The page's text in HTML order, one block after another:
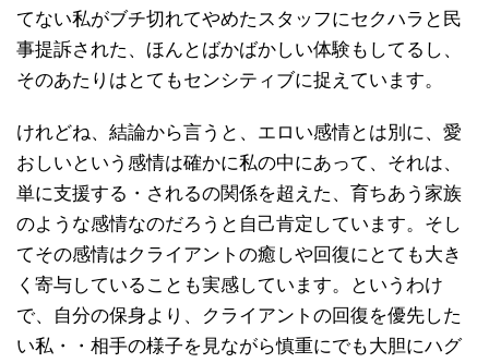
てない私がブチ切れてやめたスタッフにセクハラと民
事提訴された、ほんとばかばかしい体験もしてるし、
そのあたりはとてもセンシティブに捉えています。
けれどね、結論から言うと、エロい感情とは別に、愛
おしいという感情は確かに私の中にあって、それは、
単に支援する・されるの関係を超えた、育ちあう家族
のような感情なのだろうと自己肯定しています。そし
てその感情はクライアントの癒しや回復にとても大き
く寄与していることも実感しています。というわけ
で、自分の保身より、クライアントの回復を優先した
い私・・相手の様子を見ながら慎重にでも大胆にハグ